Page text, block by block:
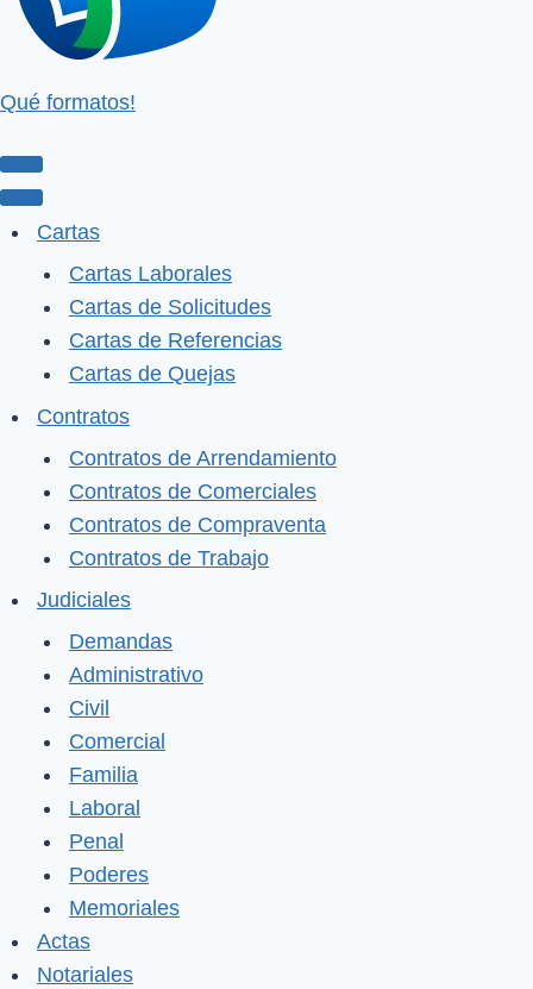
Qué formatos!
Menú
de
navegación
Menú
de
navegación
Cartas
Cartas Laborales
Cartas de Solicitudes
Cartas de Referencias
Cartas de Quejas
Contratos
Contratos de Arrendamiento
Contratos de Comerciales
Contratos de Compraventa
Contratos de Trabajo
Judiciales
Demandas
Administrativo
Civil
Comercial
Familia
Laboral
Penal
Poderes
Memoriales
Actas
Notariales